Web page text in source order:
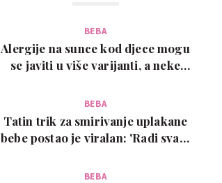
BEBA
Alergije na sunce kod djece mogu
se javiti u više varijanti, a neke
BEBA
Tatin trik za smirivanje uplakane
bebe postao je viralan: 'Radi svaki
BEBA